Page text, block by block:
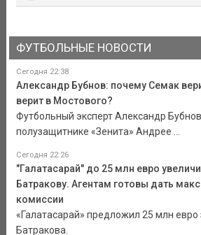
ФУТБОЛЬНЫЕ НОВОСТИ
Сегодня 22:38
Александр Бубнов: почему Семак
верит в Мостового?
Футбольный эксперт Александр
полузащитнике «Зенита» Андрее ...
Сегодня 22:26
"Галатасарай" до 25 млн евро
Батракову. Агентам готовы дать
комиссии
«Галатасарай» предложил 25 млн евро
Батракова.